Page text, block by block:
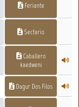
Feriante
Sectario
Caballero
kaedweni
Dagur Dos Filos